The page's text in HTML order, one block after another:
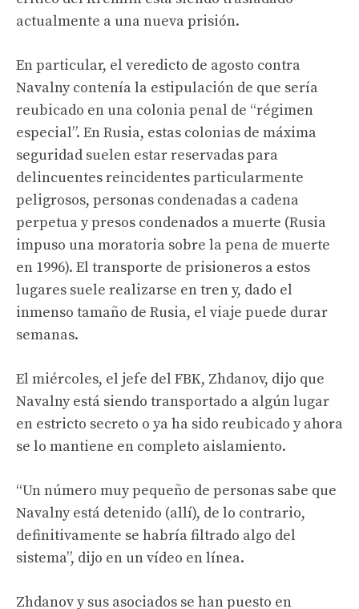
actualmente a una nueva prisión.
En particular, el veredicto de agosto contra
Navalny contenía la estipulación de que sería
reubicado en una colonia penal de “régimen
especial”. En Rusia, estas colonias de máxima
seguridad suelen estar reservadas para
delincuentes reincidentes particularmente
peligrosos, personas condenadas a cadena
perpetua y presos condenados a muerte (Rusia
impuso una moratoria sobre la pena de muerte
en 1996). El transporte de prisioneros a estos
lugares suele realizarse en tren y, dado el
inmenso tamaño de Rusia, el viaje puede durar
semanas.
El miércoles, el jefe del FBK, Zhdanov, dijo que
Navalny está siendo transportado a algún lugar
en estricto secreto o ya ha sido reubicado y ahora
se lo mantiene en completo aislamiento.
“Un número muy pequeño de personas sabe que
Navalny está detenido (allí), de lo contrario,
definitivamente se habría filtrado algo del
sistema”, dijo en un vídeo en línea.
Zhdanov y sus asociados se han puesto en